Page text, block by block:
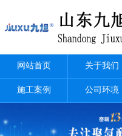
网站首页 关于我们
施工案例 公司环境